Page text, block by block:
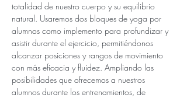
totalidad de nuestro cuerpo y su equilibrio
natural. Usaremos dos bloques de yoga por
alumnos como implemento para profundizar y
asistir durante el ejercicio, permitiéndonos
alcanzar posiciones y rangos de movimiento
con más eficacia y fluidez. Ampliando las
posibilidades que ofrecemos a nuestros
alumnos durante los entrenamientos, de